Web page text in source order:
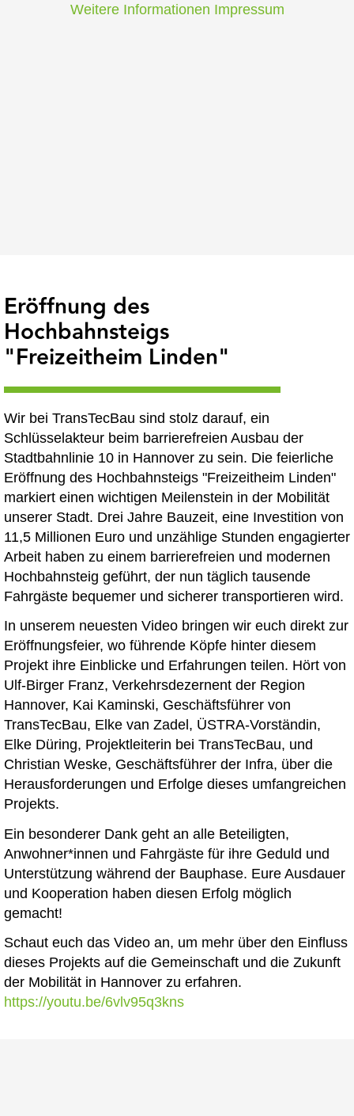
Eröffnung des
Hochbahnsteigs
"Freizeitheim Linden"
Wir bei TransTecBau sind stolz darauf, ein
Schlüsselakteur beim barrierefreien Ausbau der
Stadtbahnlinie 10 in Hannover zu sein. Die feierliche
Eröffnung des Hochbahnsteigs "Freizeitheim Linden"
markiert einen wichtigen Meilenstein in der Mobilität
unserer Stadt. Drei Jahre Bauzeit, eine Investition von
11,5 Millionen Euro und unzählige Stunden engagierter
Arbeit haben zu einem barrierefreien und modernen
Hochbahnsteig geführt, der nun täglich tausende
Fahrgäste bequemer und sicherer transportieren wird.
In unserem neuesten Video bringen wir euch direkt zur
Eröffnungsfeier, wo führende Köpfe hinter diesem
Projekt ihre Einblicke und Erfahrungen teilen. Hört von
Ulf-Birger Franz, Verkehrsdezernent der Region
Hannover, Kai Kaminski, Geschäftsführer von
TransTecBau, Elke van Zadel, ÜSTRA-Vorständin,
Elke Düring, Projektleiterin bei TransTecBau, und
Christian Weske, Geschäftsführer der Infra, über die
Herausforderungen und Erfolge dieses umfangreichen
Projekts.
Ein besonderer Dank geht an alle Beteiligten,
Anwohner*innen und Fahrgäste für ihre Geduld und
Unterstützung während der Bauphase. Eure Ausdauer
und Kooperation haben diesen Erfolg möglich
gemacht!
Schaut euch das Video an, um mehr über den Einfluss
dieses Projekts auf die Gemeinschaft und die Zukunft
der Mobilität in Hannover zu erfahren.
https://youtu.be/6vlv95q3kns
Weitere Informationen Impressum